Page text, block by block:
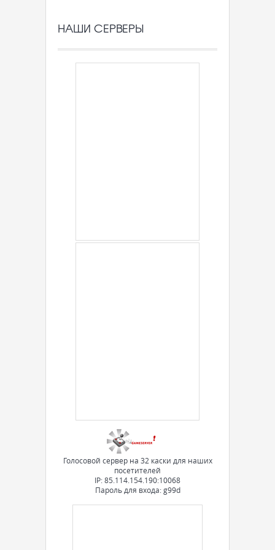
НАШИ СЕРВЕРЫ
Голосовой сервер на 32 каски для наших
посетителей
IP: 85.114.154.190:10068
Пароль для входа: g99d